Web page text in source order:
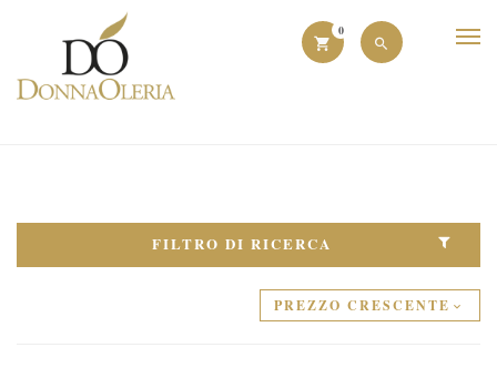
0
FILTRO DI RICERCA
PREZZO CRESCENTE